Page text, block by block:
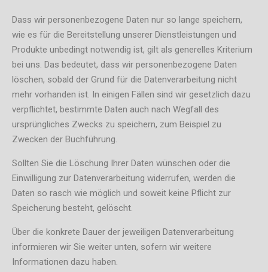
Dass wir personenbezogene Daten nur so lange speichern,
wie es für die Bereitstellung unserer Dienstleistungen und
Produkte unbedingt notwendig ist, gilt als generelles Kriterium
bei uns. Das bedeutet, dass wir personenbezogene Daten
löschen, sobald der Grund für die Datenverarbeitung nicht
mehr vorhanden ist. In einigen Fällen sind wir gesetzlich dazu
verpflichtet, bestimmte Daten auch nach Wegfall des
ursprüngliches Zwecks zu speichern, zum Beispiel zu
Zwecken der Buchführung.
Sollten Sie die Löschung Ihrer Daten wünschen oder die
Einwilligung zur Datenverarbeitung widerrufen, werden die
Daten so rasch wie möglich und soweit keine Pflicht zur
Speicherung besteht, gelöscht.
Über die konkrete Dauer der jeweiligen Datenverarbeitung
informieren wir Sie weiter unten, sofern wir weitere
Informationen dazu haben.